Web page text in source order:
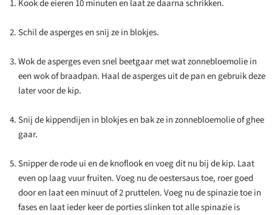
Kook de eieren 10 minuten en laat ze daarna schrikken.
Schil de asperges en snij ze in blokjes.
Wok de asperges even snel beetgaar met wat zonnebloemolie in
een wok of braadpan. Haal de asperges uit de pan en gebruik deze
later voor de kip.
Snij de kippendijen in blokjes en bak ze in zonnebloemolie of ghee
gaar.
Snipper de rode ui en de knoflook en voeg dit nu bij de kip. Laat
even op laag vuur fruiten. Voeg nu de oestersaus toe, roer goed
door en laat een minuut of 2 pruttelen. Voeg nu de spinazie toe in
fases en laat ieder keer de porties slinken tot alle spinazie is